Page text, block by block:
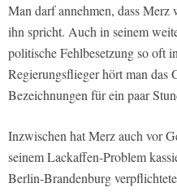
Man darf annehmen, dass
ihn spricht. Auch in seinem
politische Fehlbesetzung so oft
Regierungsflieger hört man das
Bezeichnungen für ein paar
Inzwischen hat Merz auch vor
seinem Lackaffen-Problem
Berlin-Brandenburg